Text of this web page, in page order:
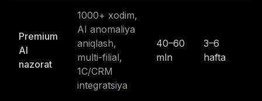
Premium
AI
nazorat
1000+ xodim,
AI anomaliya
aniqlash,
multi-filial,
1C/CRM
integratsiya
40–60
mln
3–6
hafta